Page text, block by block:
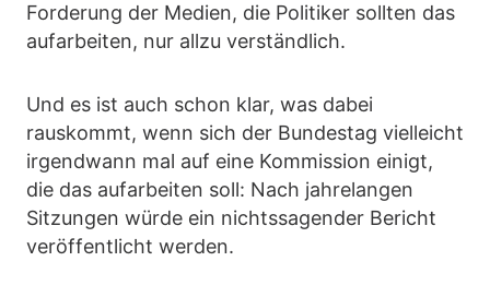
Forderung der Medien, die Politiker sollten das
aufarbeiten, nur allzu verständlich.
Und es ist auch schon klar, was dabei
rauskommt, wenn sich der Bundestag vielleicht
irgendwann mal auf eine Kommission einigt,
die das aufarbeiten soll: Nach jahrelangen
Sitzungen würde ein nichtssagender Bericht
veröffentlicht werden.